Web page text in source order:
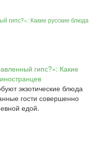
гипс?»: Какие русские блюда
экзотические блюда
гости совершенно
едой.